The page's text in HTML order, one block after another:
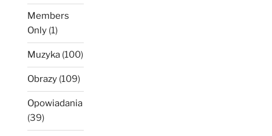
Members
Only (1)
Muzyka (100)
Obrazy (109)
Opowiadania
(39)